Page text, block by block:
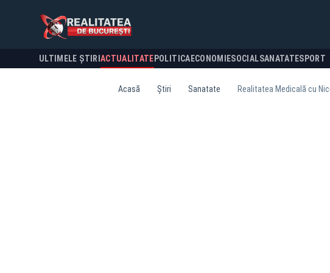
ULTIMELE ȘTIRI ACTUALITATE POLITICA ECONOMIESOCIALSANATATESPORT
Acasă Știri Sanatate Realitatea Medicală cu